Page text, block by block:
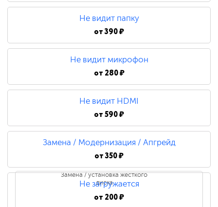
Не видит папку
от390 ₽
Не видит микрофон
от 280 ₽
Не видит HDMI
от590 ₽
Замена / Модернизация / Апгрейд
от350 ₽
Замена / установка жесткого
диска
Не загружается
от 200 ₽